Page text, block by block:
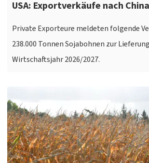
USA: Exportverkäufe nach
Private Exporteure meldeten folgende
238.000 Tonnen Sojabohnen zur
Wirtschaftsjahr 2026/2027.